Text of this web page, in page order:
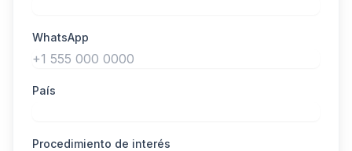
WhatsApp
País
Procedimiento de interés